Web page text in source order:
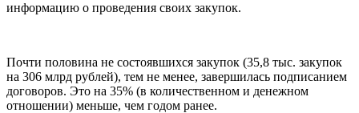
информацию о проведения своих закупок.
Почти половина не состоявшихся закупок (35,8 тыс. закупок
на 306 млрд рублей), тем не менее, завершилась подписанием
договоров. Это на 35% (в количественном и денежном
отношении) меньше, чем годом ранее.